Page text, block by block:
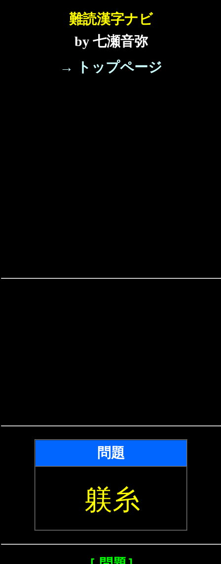
難読漢字ナビ
by 七瀬音弥
→ トップページ
問題
躾糸